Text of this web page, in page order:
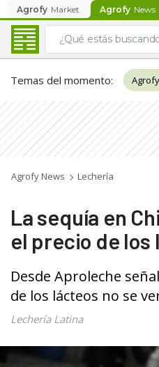
Agrofy Market Agrofy News
Temas del momento:
Agrofy News Lechería
La sequía en
el precio de los
Desde Aproleche
de los lácteos no se
Lechería Latina